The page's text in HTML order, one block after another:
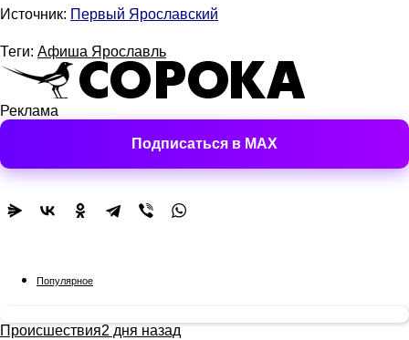
Источник: Первый Ярославский
Теги: Афиша Ярославль
Реклама
Подписаться в MAX
Популярное
Происшествия2 дня назад